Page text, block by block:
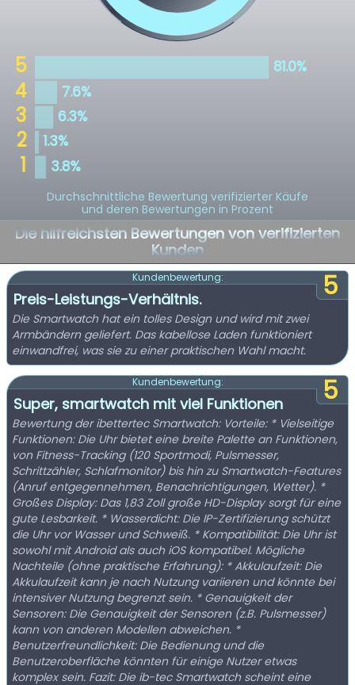
Durchschnittliche Bewertung verifizierter Käufe
und deren Bewertungen in Prozent
Die hilfreichsten Bewertungen von verifizierten
Kunden
5
Kundenbewertung:
Preis-Leistungs-Verhältnis.
Die Smartwatch hat ein tolles Design und wird mit zwei
Armbändern geliefert. Das kabellose Laden funktioniert
einwandfrei, was sie zu einer praktischen Wahl macht.
5
Kundenbewertung:
Super, smartwatch mit viel Funktionen
Bewertung der ibettertec Smartwatch: Vorteile: * Vielseitige
Funktionen: Die Uhr bietet eine breite Palette an Funktionen,
von Fitness-Tracking (120 Sportmodi, Pulsmesser,
Schrittzähler, Schlafmonitor) bis hin zu Smartwatch-Features
(Anruf entgegennehmen, Benachrichtigungen, Wetter). *
Großes Display: Das 1,83 Zoll große HD-Display sorgt für eine
gute Lesbarkeit. * Wasserdicht: Die IP-Zertifizierung schützt
die Uhr vor Wasser und Schweiß. * Kompatibilität: Die Uhr ist
sowohl mit Android als auch iOS kompatibel. Mögliche
Nachteile (ohne praktische Erfahrung): * Akkulaufzeit: Die
Akkulaufzeit kann je nach Nutzung variieren und könnte bei
intensiver Nutzung begrenzt sein. * Genauigkeit der
Sensoren: Die Genauigkeit der Sensoren (z.B. Pulsmesser)
kann von anderen Modellen abweichen. *
Benutzerfreundlichkeit: Die Bedienung und die
Benutzeroberfläche könnten für einige Nutzer etwas
komplex sein. Fazit: Die ib-tec Smartwatch scheint eine